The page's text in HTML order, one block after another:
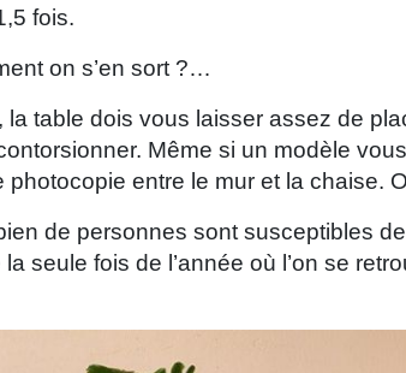
fois.
on s’en sort ?…
la table dois vous laisser assez de
Même si un modèle
photocopie entre le mur et la chaise.
de personnes sont susceptibles
seule fois de l’année où l’on se